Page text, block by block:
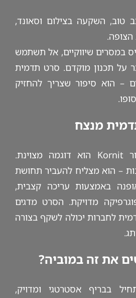
טוב, השקעה בצילום וסאונד,
הצופה.
במסרים שיווקיים, אל תשתמש
על תכנון מוקדם. סרט תדמית
– הוא סיפור שצריך להחזיק
מנצח
הסרט שהפקנו עבור Kornit הוא דוגמה מצוינת.
– הוא מצליח להעביר תחושת
באמצעות עריכה קצבית,
מדויקת. הסרט מדגים
לחברות יכולה לשקף בצורה
את זה במוביה?
בבריף אסטרטגי ומדויק,